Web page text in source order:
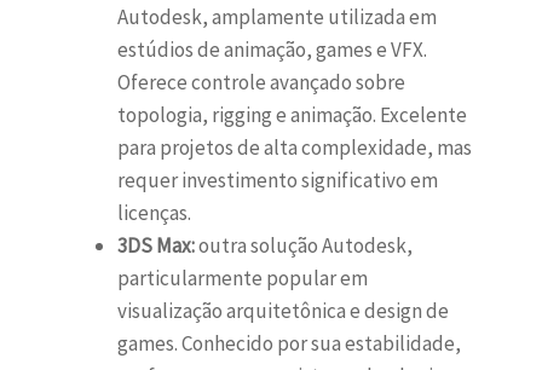
Autodesk, amplamente utilizada em
estúdios de animação, games e VFX.
Oferece controle avançado sobre
topologia, rigging e animação. Excelente
para projetos de alta complexidade, mas
requer investimento significativo em
licenças.
3DS Max:outra solução Autodesk,
particularmente popular em
visualização arquitetônica e design de
games. Conhecido por sua estabilidade,